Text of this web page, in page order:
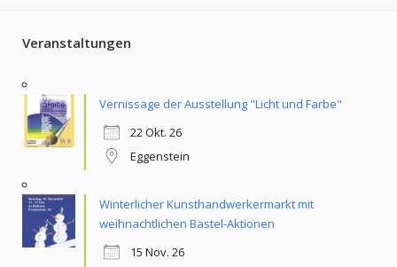
Veranstaltungen
Vernissage der Ausstellung "Licht und Farbe"
22 Okt. 26
Eggenstein
Winterlicher Kunsthandwerkermarkt mit
weihnachtlichen Bastel-Aktionen
15 Nov. 26